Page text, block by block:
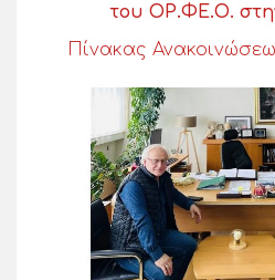
του ΟΡ.ΦΕ.Ο.
Πίνακας